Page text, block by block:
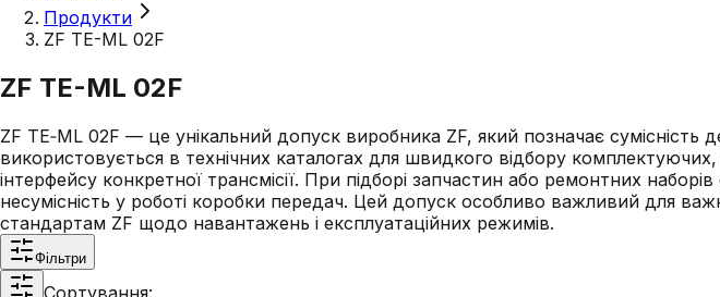
Продукти
ZF TE-ML 02F
ZF TE-ML 02F
ZF TE‑ML 02F — це унікальний допуск виробника ZF, який позначає сумісність
використовується в технічних каталогах для швидкого відбору
інтерфейсу конкретної трансмісії. При підборі запчастин або ремонтних
несумісність у роботі коробки передач. Цей допуск особливо важливий для
стандартам ZF щодо навантажень і експлуатаційних режимів.
Фільтри
Сортування: